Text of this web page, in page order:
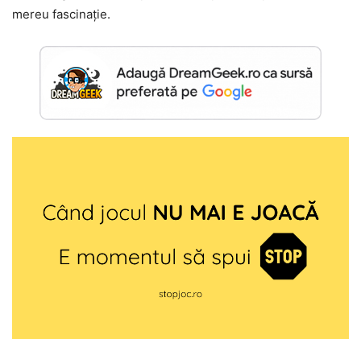
mereu fascinație.